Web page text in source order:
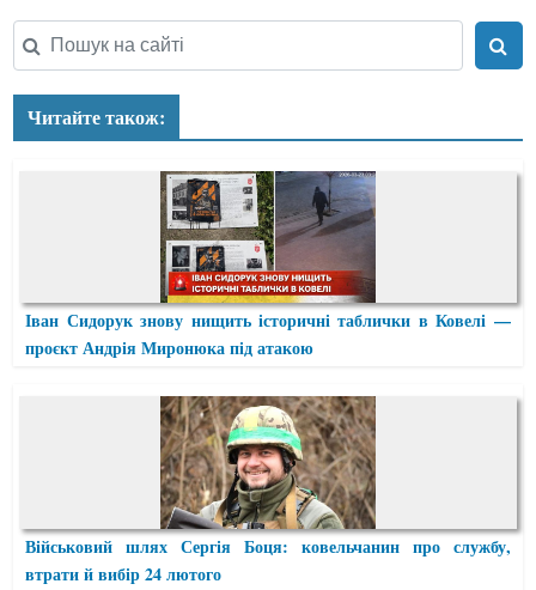
Читайте також:
Іван Сидорук знову нищить історичні таблички в Ковелі —
проєкт Андрія Миронюка під атакою
Військовий шлях Сергія Боця: ковельчанин про службу,
втрати й вибір 24 лютого